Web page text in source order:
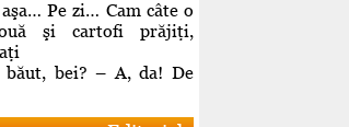
Pe zi… Cam câte o
şi cartofi prăjiţi,
bei? – A, da! De